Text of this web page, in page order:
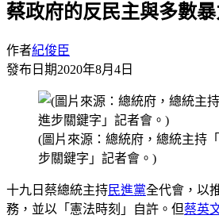
蔡政府的反民主與多數暴
作者紀俊臣
發布日期2020年8月4日
(圖片來源：總統府，總統主持
步關鍵字」記者會。)
十九日蔡總統主持民進黨全代會，以
務，並以「憲法時刻」自許。但蔡英